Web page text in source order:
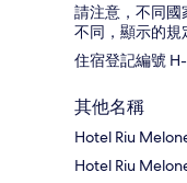
請注意，不同
不同，顯示的規
住宿登記編號
其他名稱
Hotel Riu
Hotel Riu